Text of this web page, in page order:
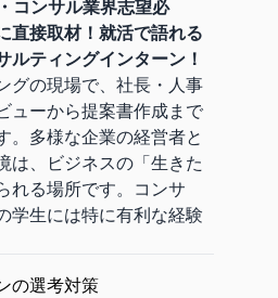
コンサル業界志望必
直接取材！就活で語れる
ルティングインターン！
グの現場で、社長・人事
ューから提案書作成まで
。多様な企業の経営者と
は、ビジネスの「生きた
れる場所です。コンサ
学生には特に有利な経験
の選考対策